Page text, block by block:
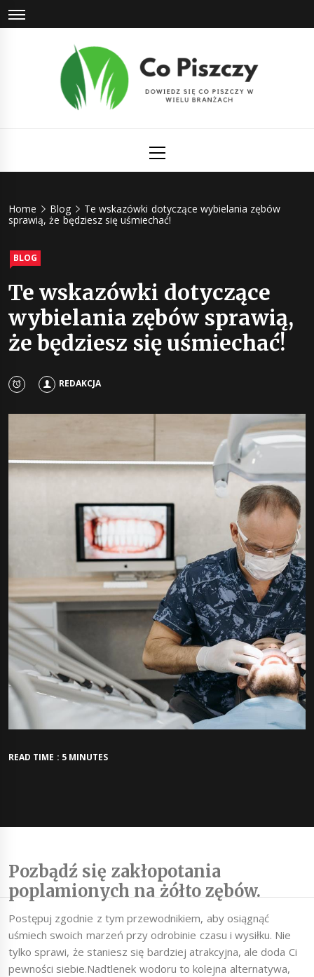
Skip
to
Menu
Home Blog
Te wskazówki dotyczące wybielania zębów
sprawią, że będziesz się uśmiechać!
BLOG
Te wskazówki dotyczące
wybielania zębów sprawią,
że będziesz się uśmiechać!
REDAKCJA
READ TIME : 5 MINUTES
Pozbądź się zakłopotania
poplamionych na żółto zębów.
Postępuj zgodnie z tym przewodnikiem, aby osiągnąć
uśmiech swoich marzeń przy odrobinie czasu i wysiłku. Nie
tylko sprawi, że staniesz się bardziej atrakcyjna, ale doda Ci
pewności siebie.Nadtlenek wodoru to kolejna alternatywa,